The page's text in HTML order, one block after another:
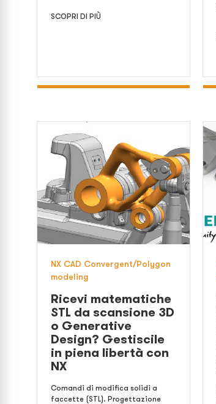
SCOPRI DI PIÙ
NX CAD Convergent/Polygon
modeling
Ricevi matematiche
STL da scansione 3D
o Generative
Design? Gestiscile
in piena libertà con
NX
Comandi di modifica solidi a
faccette (STL). Progettazione